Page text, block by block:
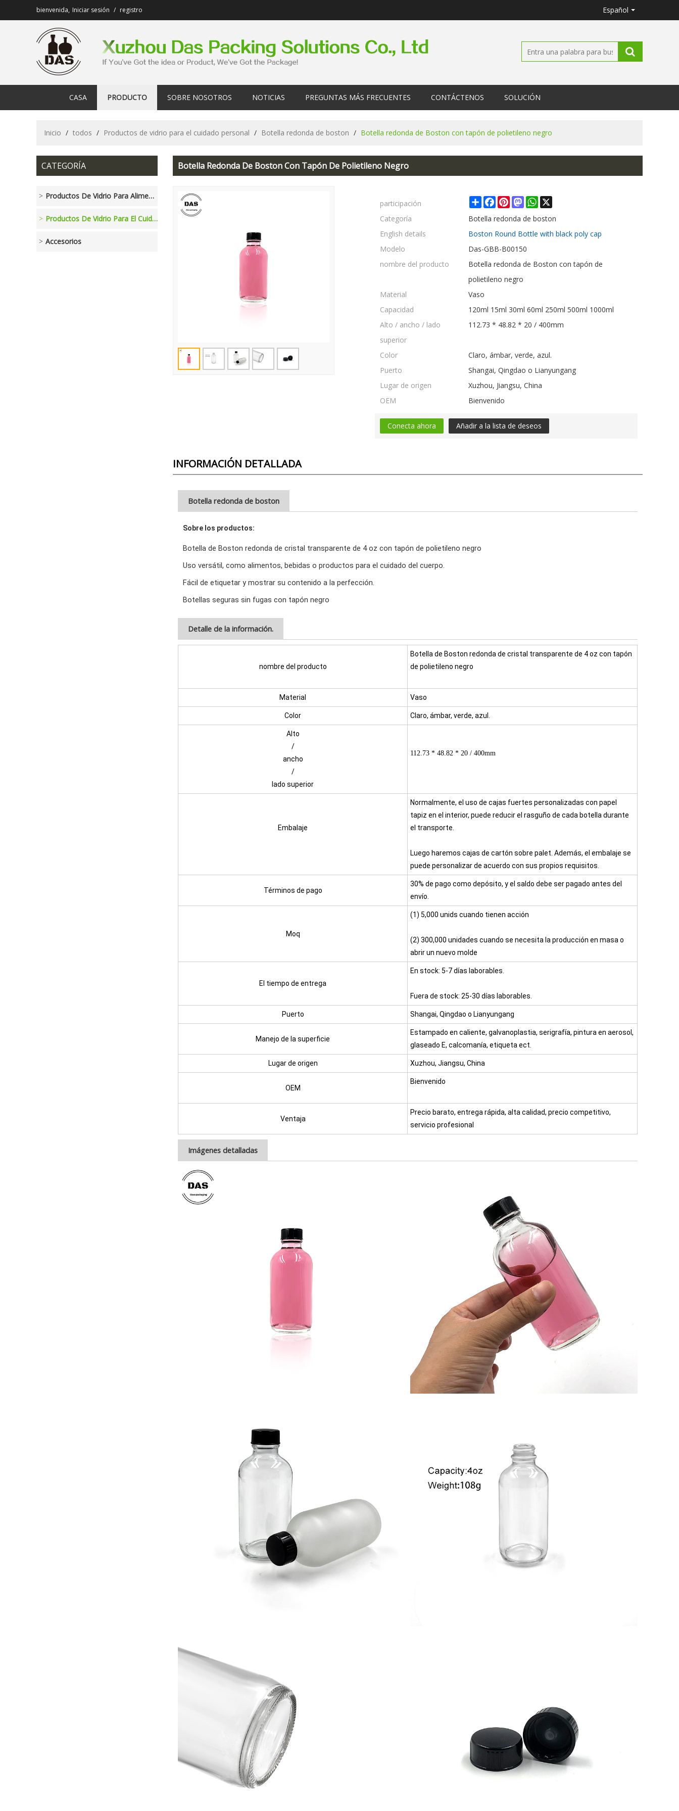
bienvenida, Iniciar sesión / registro Español
CASA PRODUCTO SOBRE NOSOTROS NOTICIAS PREGUNTAS MÁS FRECUENTES CONTÁCTENOS SOLUCIÓN
Inicio / todos / Productos de vidrio para el cuidado personal / Botella redonda de boston / Botella redonda de Boston con tapón de polietileno negro
CATEGORÍA
Productos De Vidrio Para Alimentos Y Bebidas
Productos De Vidrio Para El Cuidado Personal
Accesorios
Botella Redonda De Boston Con Tapón De Polietileno Negro
participación ShareFacebook
PinterestMastodonWhatsApp
Categoría
Botella redonda de boston
English details
Boston Round Bottle with black poly cap
Modelo
Das-GBB-B00150
nombre del producto
Botella redonda de Boston con tapón de
polietileno negro
Material
Vaso
Capacidad
120ml 15ml 30ml 60ml 250ml 500ml 1000ml
Alto / ancho / lado
superior
112.73 * 48.82 * 20 / 400mm
Color
Claro, ámbar, verde, azul.
Puerto
Shangai, Qingdao o Lianyungang
Lugar de origen
Xuzhou, Jiangsu, China
OEM
Bienvenido
Conecta ahora Añadir a la lista de deseos
INFORMACIÓN DETALLADA
Botella redonda de boston
Sobre los productos:
Botella de Boston redonda de cristal transparente de 4 oz con tapón de polietileno negro
Uso versátil, como alimentos, bebidas o productos para el cuidado del cuerpo.
Fácil de etiquetar y mostrar su contenido a la perfección.
Botellas seguras sin fugas con tapón negro
Detalle de la información.
nombre del producto
Botella de Boston redonda de cristal transparente de 4 oz con tapón
de polietileno negro
Material Vaso
Color Claro, ámbar, verde, azul.
Alto
/
ancho
/
lado superior
112.73 * 48.82 * 20 / 400mm
Embalaje
Normalmente, el uso de cajas fuertes personalizadas con papel
tapiz en el interior, puede reducir el rasguño de cada botella durante
el transporte.
Luego haremos cajas de cartón sobre palet. Además, el embalaje se
puede personalizar de acuerdo con sus propios requisitos.
Términos de pago
30% de pago como depósito, y el saldo debe ser pagado antes del
envío.
Moq
(1) 5,000 unids cuando tienen acción
(2) 300,000 unidades cuando se necesita la producción en masa o
abrir un nuevo molde
El tiempo de entrega
En stock: 5-7 días laborables.
Fuera de stock: 25-30 días laborables.
Puerto Shangai, Qingdao o Lianyungang
Manejo de la superficie
Estampado en caliente, galvanoplastia, serigrafía, pintura en aerosol,
glaseado E, calcomanía, etiqueta ect.
Lugar de origen Xuzhou, Jiangsu, China
OEM
Bienvenido
Ventaja
Precio barato, entrega rápida, alta calidad, precio competitivo,
servicio profesional
Imágenes detalladas